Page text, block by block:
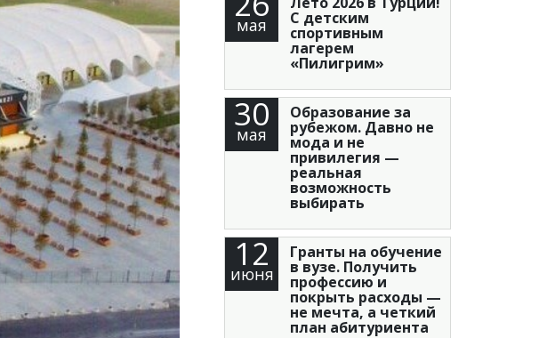
мая С детским
спортивным
лагерем
«Пилигрим»
30
мая
Образование за
рубежом. Давно не
мода и не
привилегия —
реальная
возможность
выбирать
12
июня
Гранты на обучение
в вузе. Получить
профессию и
покрыть расходы —
не мечта, а четкий
план абитуриента